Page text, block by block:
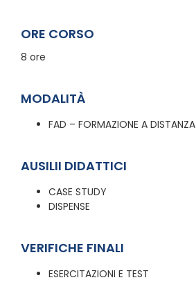
ORE CORSO
8 ore
MODALITÀ
FAD – FORMAZIONE A DISTANZA
AUSILII DIDATTICI
CASE STUDY
DISPENSE
VERIFICHE FINALI
ESERCITAZIONI E TEST